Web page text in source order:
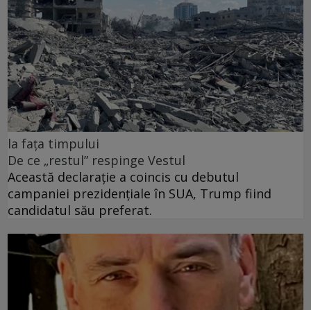
la fața timpului
De ce „restul” respinge Vestul
Această declarație a coincis cu debutul
campaniei prezidențiale în SUA, Trump fiind
candidatul său preferat.